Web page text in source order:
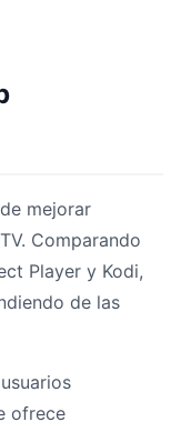
mejorar
Comparando
Player y Kodi,
de las
ofrece